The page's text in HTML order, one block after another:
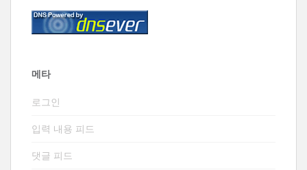
메타
로그인
입력 내용 피드
댓글 피드